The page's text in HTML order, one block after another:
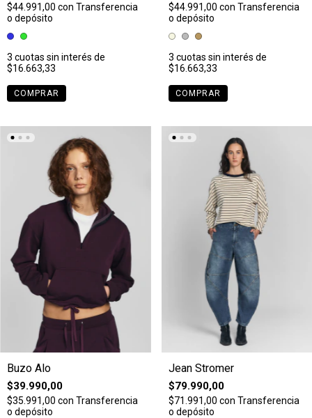
$44.991,00 con Transferencia
o depósito
3 cuotas sin interés de
$16.663,33
COMPRAR
$44.991,00 con Transferencia
o depósito
3 cuotas sin interés de
$16.663,33
COMPRAR
Buzo Alo
$39.990,00
$35.991,00 con Transferencia
o depósito
Jean Stromer
$79.990,00
$71.991,00 con Transferencia
o depósito